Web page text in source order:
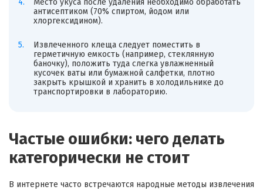
антисептиком (70% спиртом, йодом или
хлоргексидином).
Извлеченного клеща следует поместить в
герметичную емкость (например, стеклянную
баночку), положить туда слегка увлажненный
кусочек ваты или бумажной салфетки, плотно
закрыть крышкой и хранить в холодильнике до
транспортировки в лабораторию.
Частые ошибки: чего делать
категорически не стоит
В интернете часто встречаются народные методы извлечения